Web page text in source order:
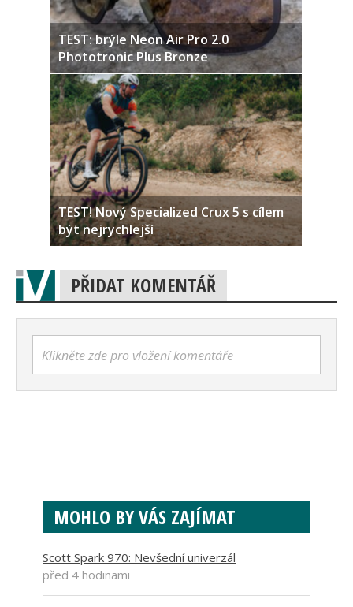
TEST: brýle Neon Air Pro 2.0
Phototronic Plus Bronze
TEST! Nový Specialized Crux 5 s cílem
být nejrychlejší
PŘIDAT KOMENTÁŘ
Klikněte zde pro vložení komentáře
MOHLO BY VÁS ZAJÍMAT
Scott Spark 970: Nevšední univerzál
před 4 hodinami